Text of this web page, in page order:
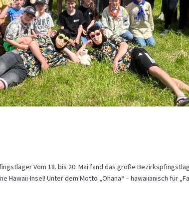
Vom 18. bis 20. Mai fand das große
Hawaii-Insel! Unter dem Motto „Ohana“ – hawaiianisch für